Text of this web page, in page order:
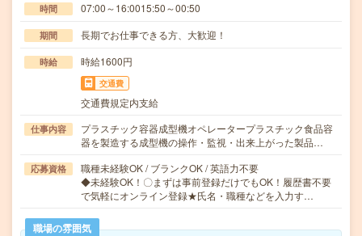
時間 07:00～16:0015:50～00:50
期間 長期でお仕事できる方、大歓迎！
時給 時給1600円
交通費
交通費規定内支給
仕事内容
プラスチック容器成型機オペレータープラスチック食品容
器を製造する成型機の操作・監視・出来上がった製品…
応募資格
職種未経験OK / ブランクOK / 英語力不要
◆未経験OK！〇まずは事前登録だけでもOK！履歴書不要
で気軽にオンライン登録★氏名・職種などを入力す…
職場の雰囲気